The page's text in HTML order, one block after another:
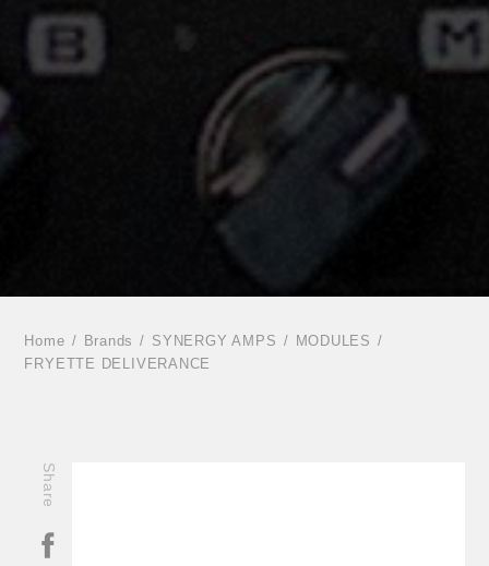
Home Brands SYNERGY AMPS
MODULES
FRYETTE DELIVERANCE
Share